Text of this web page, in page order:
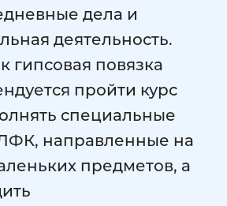
дела и
деятельность.
гипсовая повязка
пройти курс
специальные
направленные на
предметов, а